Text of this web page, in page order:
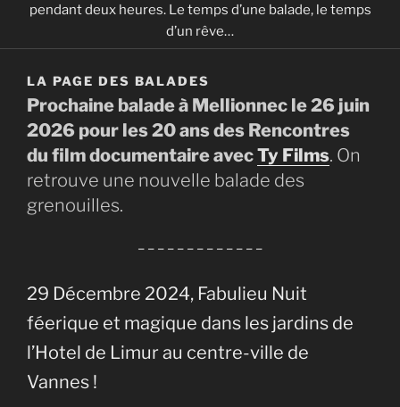
pendant deux heures. Le temps d’une balade, le temps
d’un rêve…
LA PAGE DES BALADES
Prochaine balade à Mellionnec le 26 juin
2026 pour les 20 ans des Rencontres
du film documentaire avecTy Films. On
retrouve une nouvelle balade des
grenouilles.
– – – – – – – – – – – – –
29 Décembre 2024, Fabulieu Nuit
féerique et magique dans les jardins de
l’Hotel de Limur au centre-ville de
Vannes !